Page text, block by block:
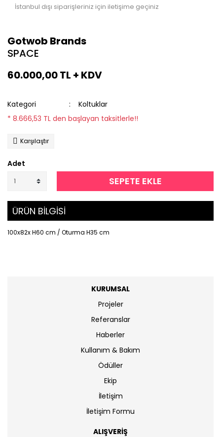
İstanbul dışı siparişleriniz için iletişime geçiniz
Gotwob Brands
SPACE
60.000,00 TL + KDV
Kategori
Koltuklar
* 8.666,53 TL den başlayan taksitlerle!!
Karşılaştır
Adet
SEPETE EKLE
ÜRÜN BİLGİSİ
100x82x H60 cm / Oturma H35 cm
KURUMSAL
Projeler
Referanslar
Haberler
Kullanım & Bakım
Ödüller
Ekip
İletişim
İletişim Formu
ALIŞVERİŞ